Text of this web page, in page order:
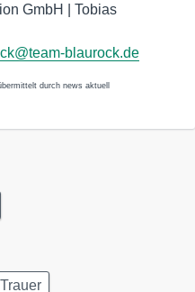
GmbH | Tobias
blaurock.de
durch news aktuell
Trauer